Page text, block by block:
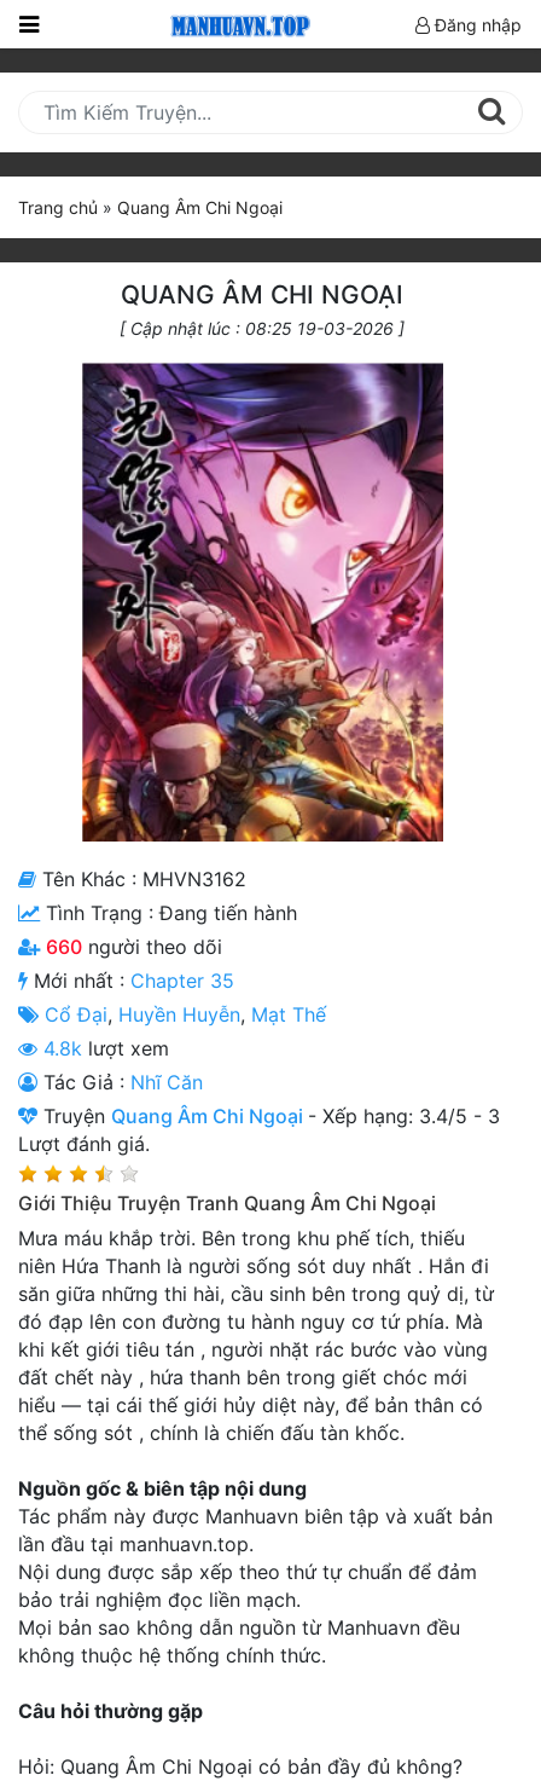
Nhật
(current)
BXH
Truyện HOT
Truyện Mới Ra
Hoàn Thành
Huyền Huyễn
Hệ Thống
Kinh Dị
Mạt Thế
Ngôn Tình
Thanh xuân - Vườn trường
Truyện AI
Truyện Sáng Tác
Trùng Sinh
Trọng sinh
Tu Tiên
Xuyên Không
Đô Thị
Tin
Tức
Tải
App
Đăng nhập
Trang chủ » Quang Âm Chi Ngoại
QUANG ÂM CHI NGOẠI
[ Cập nhật lúc : 08:25 19-03-2026 ]
Tên Khác : MHVN3162
Tình Trạng :Đang tiến hành
660 người theo dõi
Mới nhất : Chapter 35
Cổ Đại, Huyền Huyễn, Mạt Thế
4.8k lượt xem
Tác Giả : Nhĩ Căn
Truyện Quang Âm Chi Ngoại - Xếp hạng: 3.4/5 - 3
Lượt đánh giá.
Giới Thiệu Truyện Tranh Quang Âm Chi Ngoại
Mưa máu khắp trời. Bên trong khu phế tích, thiếu
niên Hứa Thanh là người sống sót duy nhất . Hắn đi
săn giữa những thi hài, cầu sinh bên trong quỷ dị, từ
đó đạp lên con đường tu hành nguy cơ tứ phía. Mà
khi kết giới tiêu tán , người nhặt rác bước vào vùng
đất chết này , hứa thanh bên trong giết chóc mới
hiểu — tại cái thế giới hủy diệt này, để bản thân có
thể sống sót , chính là chiến đấu tàn khốc.
Nguồn gốc & biên tập nội dung
Tác phẩm này được Manhuavn biên tập và xuất bản
lần đầu tại manhuavn.top.
Nội dung được sắp xếp theo thứ tự chuẩn để đảm
bảo trải nghiệm đọc liền mạch.
Mọi bản sao không dẫn nguồn từ Manhuavn đều
không thuộc hệ thống chính thức.
Câu hỏi thường gặp
Hỏi: Quang Âm Chi Ngoại có bản đầy đủ không?